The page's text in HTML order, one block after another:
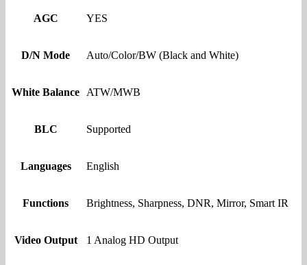
AGC YES
D/N Mode Auto/Color/BW (Black and White)
White Balance ATW/MWB
BLC Supported
Languages English
Functions Brightness, Sharpness, DNR, Mirror, Smart IR
Video Output 1 Analog HD Output